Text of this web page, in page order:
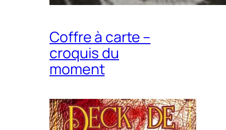
Coffre à carte –
croquis du
moment